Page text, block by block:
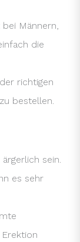
Männern,
die
richtigen
bestellen.
sein.
es sehr